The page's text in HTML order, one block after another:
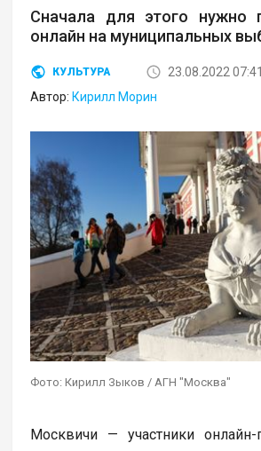
Сначала для этого нужно
онлайн на муниципальных
КУЛЬТУРА
23.08.2022 07:41
Автор: Кирилл Морин
Фото: Кирилл Зыков / АГН "Москва"
Москвичи — участники онлайн-